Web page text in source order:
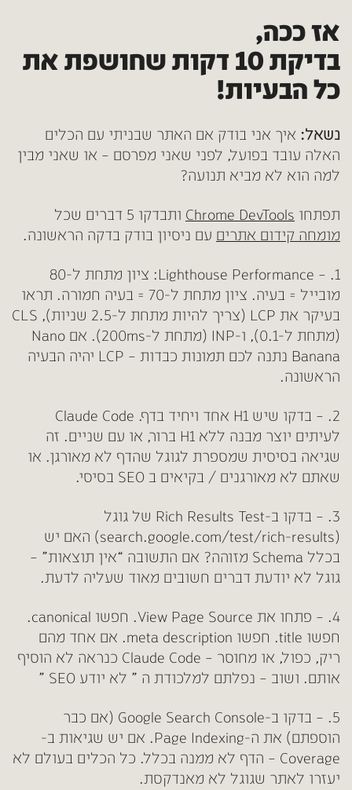
אז ככה,
בדיקת 10 דקות שחושפת את
כל הבעיות!
נשאל: איך אני בודק אם האתר שבניתי עם הכלים
האלה עובד בפועל, לפני שאני מפרסם – או שאני מבין
למה הוא לא מביא תנועה?
תפתחו Chrome DevTools ותבדקו 5 דברים שכל
מומחה קידום אתרים עם ניסיון בודק בדקה הראשונה.
1. – Lighthouse Performance: ציון מתחת ל-80
מובייל = בעיה. ציון מתחת ל-70 = בעיה חמורה. תראו
בעיקר את LCP (צריך להיות מתחת ל-2.5 שניות), CLS
(מתחת ל-0.1), ו-INP (מתחת ל-200ms). אם Nano
Banana נתנה לכם תמונות כבדות – LCP יהיה הבעיה
הראשונה.
2. – בדקו שיש H1 אחד ויחיד בדף.
Claude Code
לעיתים יוצר מבנה ללא H1 ברור, או עם שניים. זה
שגיאה בסיסית שמספרת לגוגל שהדף לא מאורגן. או
שאתם לא מאורגנים / בקיאים ב SEO בסיסי.
3. – בדקו ב-Rich Results Test של גוגל
(search.google.com/test/rich-results)
האם יש
בכלל Schema מזוהה? אם התשובה “אין תוצאות” –
גוגל לא יודעת דברים חשובים מאוד שעליה לדעת.
4. – פתחו את View Page Source. חפשו canonical.
חפשו title. חפשו meta description.
אם אחד מהם
ריק, כפול, או מחוסר – Claude Code כנראה לא הוסיף
אותם. ושוב – נפלתם למלכודת ה ” לא יודע SEO ”
5. – בדקו ב-Google Search Console (אם כבר
הוספתם) את ה-Page Indexing.
אם יש שגיאות ב-
Coverage – הדף לא ממנה בכלל. כל הכלים בעולם לא
יעזרו לאתר שגוגל לא מאנדקסת.